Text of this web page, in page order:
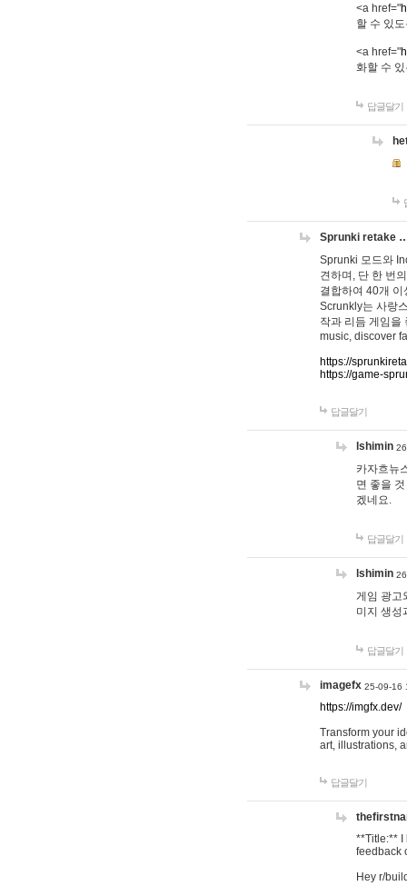
<a href="
할 수 있
<a href="
화할 수
답글달기
Sprunki retake
Sprunki 모드와
견하며, 단 한 번
결합하여 40개
Scrunkly는 사랑
작과 리듬 게임을
music, discover
https://
https://game-
답글달기
lshimin
카자흐뉴
면 좋을
겠네요.
답글달기
lshimin
게임 광고
미지 생성
답글달기
imagefx 25-09-16
https://imgfx.dev/
Transform your
art, illustrations,
답글달기
**Title:** I
feedback
Hey r/